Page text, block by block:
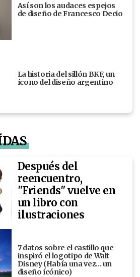
Así son los audaces espejos
de diseño de Francesco Decio
La historia del sillón BKF, un
ícono del diseño argentino
Después del
reencuentro,
"Friends" vuelve en
un libro con
ilustraciones
7 datos sobre el castillo que
inspiró el logotipo de Walt
Disney (Había una vez... un
diseño ícónico)